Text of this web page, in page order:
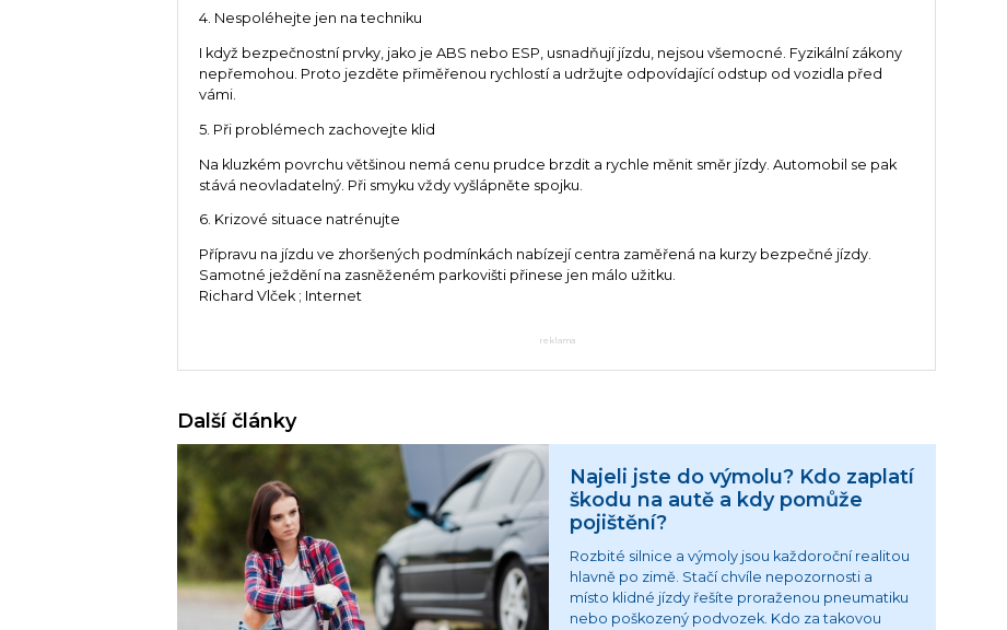
4. Nespoléhejte jen na techniku
I když bezpečnostní prvky, jako je ABS nebo ESP, usnadňují jízdu, nejsou všemocné. Fyzikální zákony
nepřemohou. Proto jezděte přiměřenou rychlostí a udržujte odpovídající odstup od vozidla před
vámi.
5. Při problémech zachovejte klid
Na kluzkém povrchu většinou nemá cenu prudce brzdit a rychle měnit směr jízdy. Automobil se pak
stává neovladatelný. Při smyku vždy vyšlápněte spojku.
6. Krizové situace natrénujte
Přípravu na jízdu ve zhoršených podmínkách nabízejí centra zaměřená na kurzy bezpečné jízdy.
Samotné ježdění na zasněženém parkovišti přinese jen málo užitku.
Richard Vlček ; Internet
reklama
Další články
Najeli jste do výmolu? Kdo zaplatí
škodu na autě a kdy pomůže
pojištění?
Rozbité silnice a výmoly jsou každoroční realitou
hlavně po zimě. Stačí chvíle nepozornosti a
místo klidné jízdy řešíte proraženou pneumatiku
nebo poškozený podvozek. Kdo za takovou